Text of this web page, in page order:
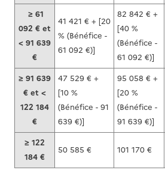
≥ 61
092 € et
< 91 639
€
41 421 € + [20
% (Bénéfice -
61 092 €)]
82 842 € +
[40 %
(Bénéfice -
61 092 €)]
≥ 91 639
€ et <
122 184
€
47 529 € +
[10 %
(Bénéfice - 91
639 €)]
95 058 € +
[20 %
(Bénéfice -
91 639 €)]
≥ 122
184 €
50 585 € 101 170 €